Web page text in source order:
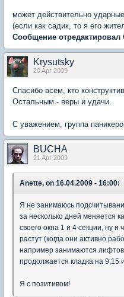
может действительно
(если как садик, то я его
Сообщение отредактировал
Krysutsky
20 Apr 2009
Спасибо всем, кто
Остальным - веры и удачи.
С уважением, группа
BUCHA
21 Apr 2009
Anette, on 16.04.2009 - 16:00:
Я не занимаюсь
за несколько дней меняется
своего окна 1 и 4 секции, ну и
растут (когда они активно
например занимаются
продолжается кладка на 9,15
Я с позитивом!